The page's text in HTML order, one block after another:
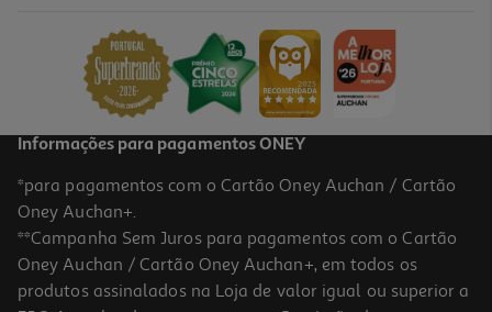
Informações para pagamentos ONEY
*para pagamentos com o Cartão Oney Auchan / Cartão
Oney Auchan+.
**Campanha Sem Juros para pagamentos com o Cartão
Oney Auchan / Cartão Oney Auchan+, em todos os
produtos assinalados na Loja de valor igual ou superior a